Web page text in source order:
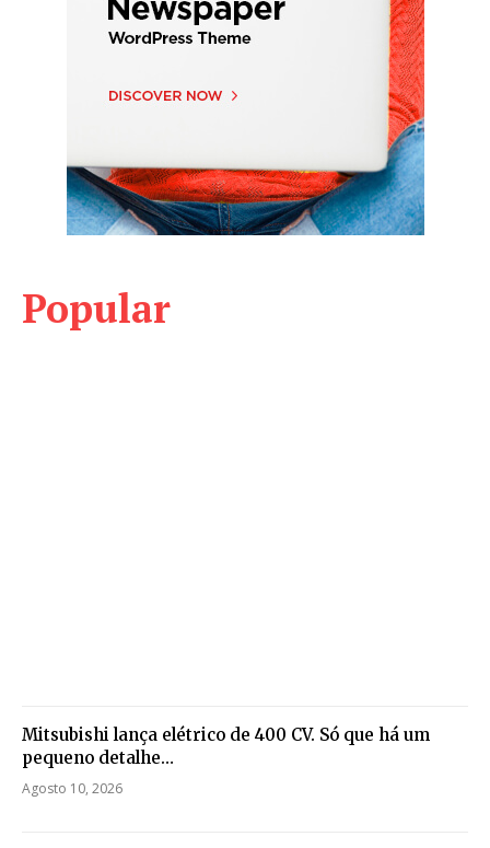
Popular
Mitsubishi lança elétrico de 400 CV. Só que há um
pequeno detalhe…
Agosto 10, 2026